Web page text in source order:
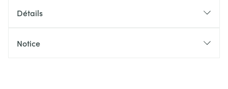
Détails
Notice